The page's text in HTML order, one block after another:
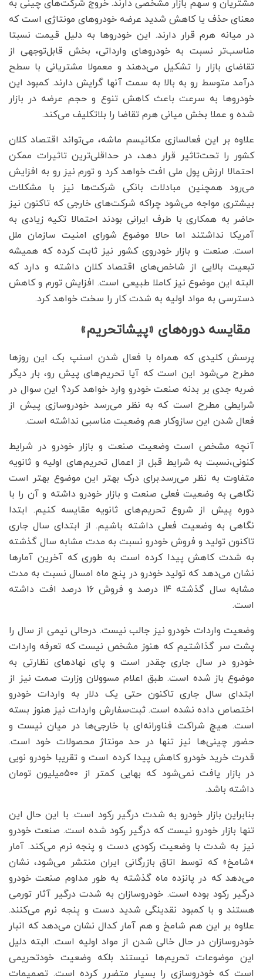
مشتریان و سهم بازار مشخصی دارند. خروج شرکت‌های چینی به
معنای حذف یا کاهش شدید عرضه خودروهای مونتاژی است که
در میانه هرم قرار دارند. این خودروها به دلیل قیمت نسبتا
مناسب‌تر نسبت به خودروهای وارداتی، بخش قابل‌توجهی از
تقاضای بازار را تشکیل می‌دهند و معمولا مشتریانی با سطح
درآمد متوسط رو به بالا به سمت آنها گرایش دارند. کمبود این
خودروها به سرعت باعث کاهش تنوع و حجم عرضه در بازار
شده و عملا بخش میانی هرم تقاضا را بلاتکلیف می‌کند.
علاوه بر این فعالسازی مکانیسم ماشه، می‌تواند اقتصاد کلان
کشور را تحت‌تاثیر قرار دهد، در حداقلی‌‌ترین تاثیرات ممکن
احتمالا ارزش پول ملی افت خواهد کرد و تورم نیز رو به افزایش
می‌رود همچنین مبادلات بانکی شرکت‌ها نیز با مشکلات
بیشتری مواجه می‌شود چراکه شرکت‌های خارجی که تاکنون نیز
حاضر به همکاری با طرف ایرانی بودند احتمالا تکیه زیادی به
آمریکا نداشتند اما حالا موضوع شورای امنیت سازمان ملل
است. صنعت و بازار خودروی کشور نیز ثابت کرده که همیشه
تبعیت بالایی از شاخص‌های اقتصاد کلان داشته و دارد که
البته این موضوع نیز کاملا طبیعی است. افزایش تورم و کاهش
دسترسی به مواد اولیه به شدت کار را سخت خواهد کرد.
مقایسه دوره‌های «پیشاتحریم»
پرسش کلیدی که همراه با فعال شدن اسنپ بک این روزها
مطرح می‌شود این است که آیا تحریم‌های پیش رو، بار دیگر
ضربه جدی بر بدنه صنعت خودرو وارد خواهد کرد؟ این سوال در
شرایطی مطرح است که به نظر می‌رسد خودروسازی پیش از
فعال شدن این سازوکار هم وضعیت مناسبی نداشته است.
آنچه مشخص است وضعیت صنعت و بازار خودرو در شرایط
کنونی،نسبت به شرایط قبل از اعمال تحریم‌های اولیه و ثانویه
متفاوت به نظر می‌رسد.برای درک بهتر این موضوع بهتر است
نگاهی به وضعیت فعلی صنعت و بازار خودرو داشته و آن را با
دوره پیش از شروع تحریم‌های ثانویه مقایسه کنیم. ابتدا
نگاهی به وضعیت فعلی داشته باشیم. از ابتدای سال جاری
تاکنون تولید و فروش خودرو نسبت به مدت مشابه سال گذشته
به شدت کاهش پیدا کرده است به طوری که آخرین‌ آمارها
نشان می‌دهد که تولید خودرو در پنج ماه امسال نسبت به مدت
مشابه سال گذشته ۱۴ درصد و فروش ۱۶ درصد افت داشته
است.
وضعیت واردات خودرو نیز جالب نیست. درحالی نیمی از سال را
پشت سر گذاشتیم که هنوز مشخص نیست که تعرفه واردات
خودرو در سال جاری چقدر است و پای نهادهای نظارتی به
موضوع باز شده است. طبق اعلام مسوولان وزارت صمت نیز از
ابتدای سال جاری تاکنون حتی یک دلار به واردات خودرو
اختصاص داده نشده است. ثبت‌سفارش واردات نیز هنوز بسته
است. هیچ شراکت فناورانه‌ای با خارجی‌ها در میان نیست و
حضور چینی‌ها نیز تنها در حد مونتاژ محصولات خود است.
قدرت خرید خودرو کاهش پیدا کرده است و تقریبا خودرو نویی
در بازار یافت نمی‌شود که بهایی کمتر از ۵۰۰‌میلیون تومان
داشته باشد.
بنابراین بازار خودرو به شدت درگیر رکود است. با این حال این
تنها بازار خودرو نیست که درگیر رکود شده است. صنعت خودرو
نیز به شدت با وضعیت رکودی دست و پنجه نرم می‌کند. آمار
«شامخ» که توسط اتاق بازرگانی ایران منتشر می‌شود، نشان
می‌دهد که در پانزده ماه گذشته به طور مداوم صنعت خودرو
درگیر رکود بوده است. خودروسازان به شدت درگیر آثار تورمی
هستند و با کمبود نقدینگی شدید دست و پنجه نرم می‌کنند.
علاوه بر این هم شامخ و هم آمار کدال نشان می‌دهد که انبار
خودروسازان در حال خالی شدن از مواد اولیه است. البته دلیل
این موضوعات تحریم‌ها نیستند بلکه وضعیت خودتحریمی
است که خودروسازی را بسیار متضرر کرده است. تصمیمات